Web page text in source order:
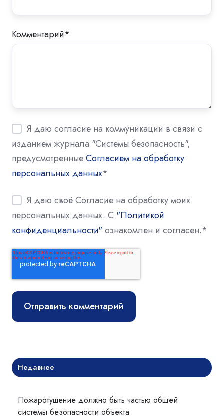
Комментарий*
Я даю согласие на коммуникации в связи с
изданием журнала "Системы безопасность",
предусмотренныеСогласием на обработку
персональных данных*
Я даю своё Согласие на обработку моих
персональных данных. С "Политикой
конфиденциальности"ознакомлен и согласен.*
Недавнее
Пожаротушение должно быть частью общей
системы безопасности объекта